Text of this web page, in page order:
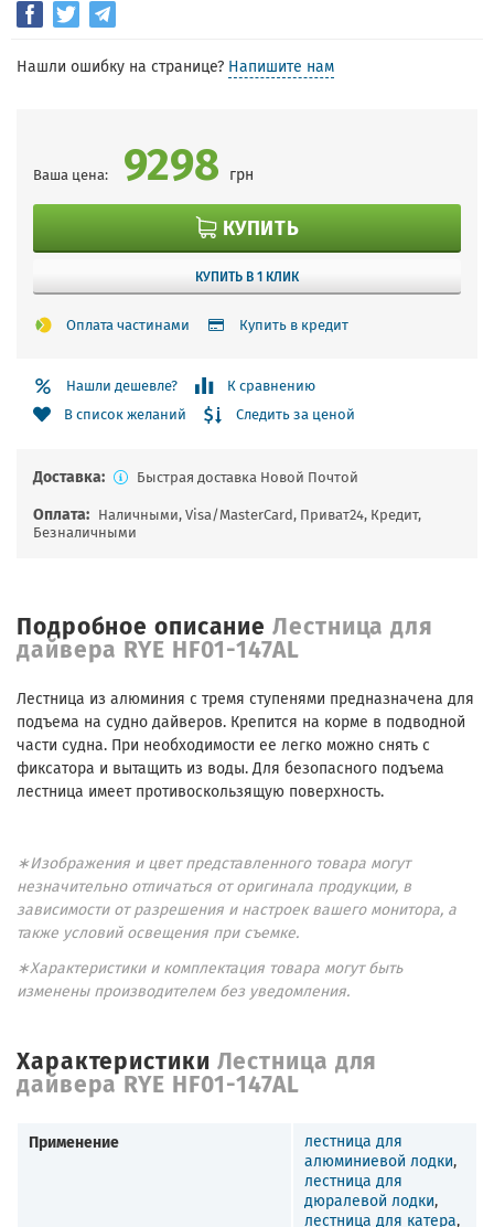
Нашли ошибку на странице? Напишите нам
Ваша цена: 9298 грн
КУПИТЬ
КУПИТЬ В 1 КЛИК
Оплата частинами Купить в кредит
Нашли дешевле?
К сравнению
В список желаний
Следить за ценой
Доставка: Быстрая доставка Новой Почтой
Оплата: Наличными, Visa/MasterCard, Приват24, Кредит,
Безналичными
Подробное описаниеЛестница для
дайвера RYE HF01-147AL
Лестница из алюминия с тремя ступенями предназначена для
подъема на судно дайверов. Крепится на корме в подводной
части судна. При необходимости ее легко можно снять с
фиксатора и вытащить из воды. Для безопасного подъема
лестница имеет противоскользящую поверхность.
∗Изображения и цвет представленного товара могут
незначительно отличаться от оригинала продукции, в
зависимости от разрешения и настроек вашего монитора, а
также условий освещения при съемке.
∗Характеристики и комплектация товара могут быть
изменены производителем без уведомления.
Характеристики Лестница для
дайвера RYE HF01-147AL
Применение
лестница для
алюминиевой лодки,
лестница для
дюралевой лодки,
лестница для катера,